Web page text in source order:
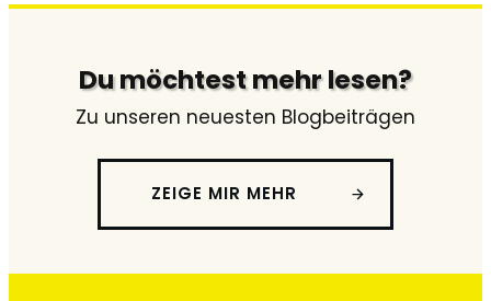
Du möchtest mehr lesen?
Zu unseren neuesten Blogbeiträgen
ZEIGE MIR MEHR